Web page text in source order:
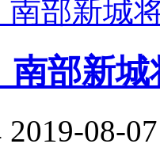
南部新
· 2019-08-07